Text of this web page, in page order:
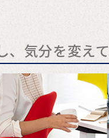
、気分を変えて